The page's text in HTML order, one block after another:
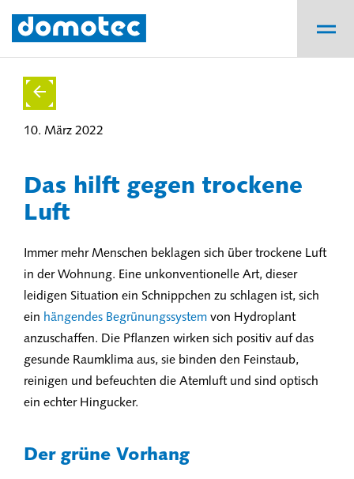
10. März 2022
Das hilft gegen trockene
Luft
Immer mehr Menschen beklagen sich über trockene Luft
in der Wohnung. Eine unkonventionelle Art, dieser
leidigen Situation ein Schnippchen zu schlagen ist, sich
ein hängendes Begrünungssystem von Hydroplant
anzuschaffen. Die Pflanzen wirken sich positiv auf das
gesunde Raumklima aus, sie binden den Feinstaub,
reinigen und befeuchten die Atemluft und sind optisch
ein echter Hingucker.
Der grüne Vorhang